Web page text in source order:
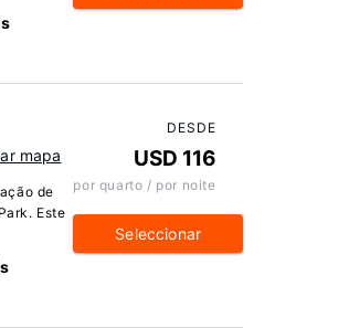
mapa
de
Este
DESDE
USD 116
por quarto / por noite
Seleccionar